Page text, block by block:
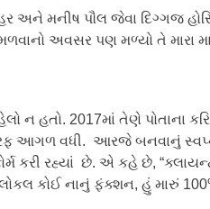
અને મનીષ પૌલ જેવા દિગ્ગજ
અવસર પણ મળ્યો તે મારા
ન હતો. 2017માં તેણે
આગળ વધી. આરજે બનવાનું
રહ્યાં છે. એ કહે છે,
કોઈ નાનું ફંક્શન, હું મારું